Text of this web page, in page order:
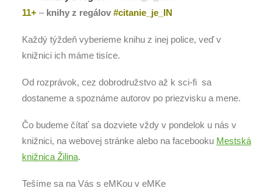
11+ – knihy z regálov #citanie_je_IN
Každý týždeň vyberieme knihu z inej police, veď v
knižnici ich máme tisíce.
Od rozprávok, cez dobrodružstvo až k sci-fi sa
dostaneme a spoznáme autorov po priezvisku a mene.
Čo budeme čítať sa dozviete vždy v pondelok u nás v
knižnici, na webovej stránke alebo na facebooku Mestská
knižnica Žilina.
Tešíme sa na Vás s eMKou v eMKe